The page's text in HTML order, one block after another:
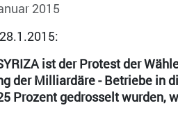
2015
ist der Protest der
der Milliardäre - Betriebe in
Prozent gedrosselt wurden,